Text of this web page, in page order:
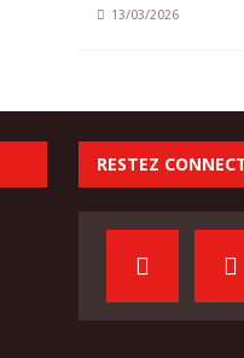
13/03/2026
RESTEZ